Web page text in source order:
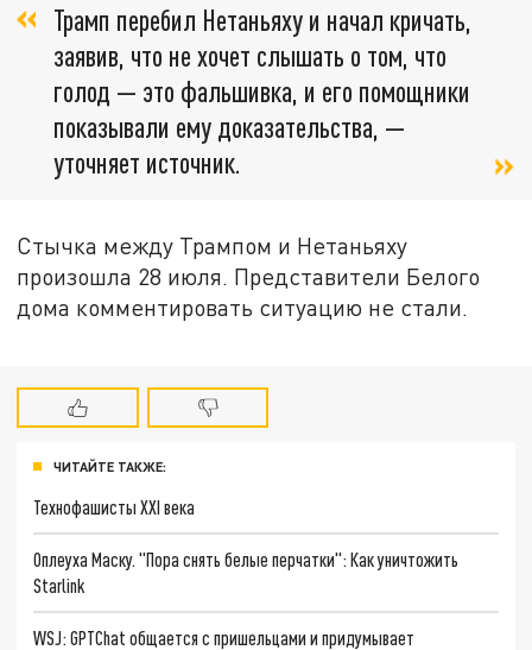
Трамп перебил Нетаньяху и начал кричать,
заявив, что не хочет слышать о том, что
голод — это фальшивка, и его помощники
показывали ему доказательства, —
уточняет источник.
Стычка между Трампом и Нетаньяху
произошла 28 июля. Представители Белого
дома комментировать ситуацию не стали.
ЧИТАЙТЕ ТАКЖЕ:
Технофашисты XXI века
Оплеуха Маску. "Пора снять белые перчатки": Как уничтожить
Starlink
WSJ: GPTChat общается с пришельцами и придумывает